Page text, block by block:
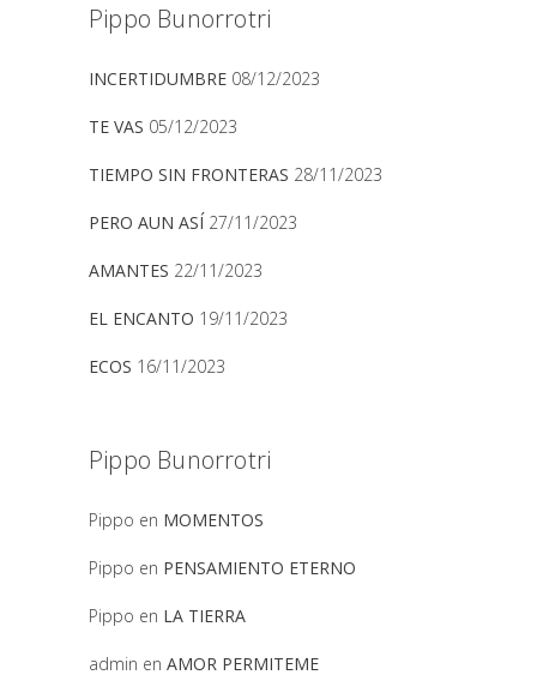
Pippo Bunorrotri
INCERTIDUMBRE 08/12/2023
TE VAS 05/12/2023
TIEMPO SIN FRONTERAS 28/11/2023
PERO AUN ASÍ 27/11/2023
AMANTES 22/11/2023
EL ENCANTO 19/11/2023
ECOS 16/11/2023
Pippo Bunorrotri
Pippo en MOMENTOS
Pippo en PENSAMIENTO ETERNO
Pippo en LA TIERRA
admin en AMOR PERMITEME